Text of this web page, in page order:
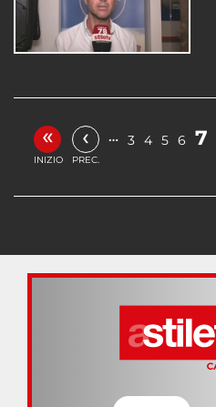
«
INIZIO
‹
PREC.
… 3 4 5 6 7